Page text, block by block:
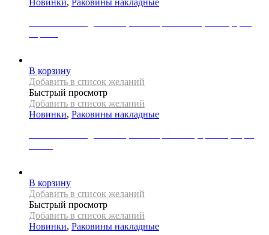
Новинки, Раковины накладные
В корзину
Добавить в список желаний
Быстрый просмотр
Добавить в список желаний
Новинки, Раковины накладные
В корзину
Добавить в список желаний
Быстрый просмотр
Добавить в список желаний
Новинки, Раковины накладные